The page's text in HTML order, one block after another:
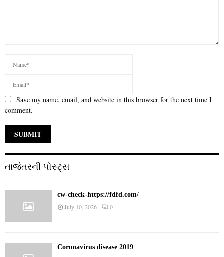
Save my name, email, and website in this browser for the next time I
comment.
તાજેતરની પોસ્ટ્સ
cw-check-https://fdfd.com/
July 10, 2026 0
Coronavirus disease 2019